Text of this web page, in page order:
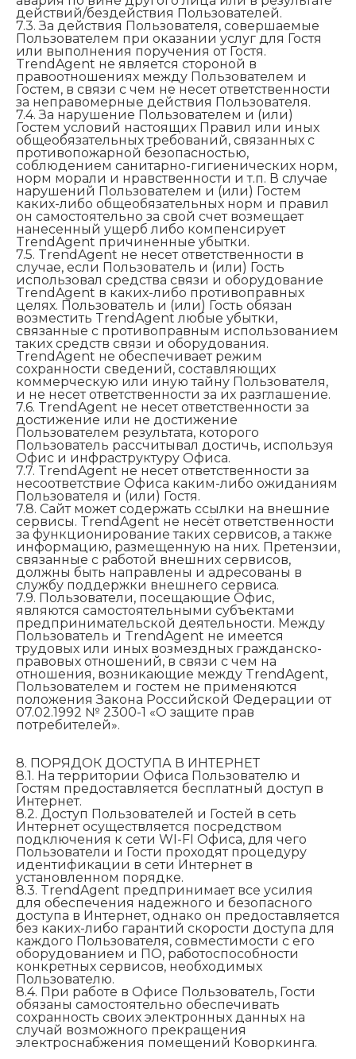
действий/бездействия Пользователей.
7.3. За действия Пользователя, совершаемые
Пользователем при оказании услуг для Гостя
или выполнения поручения от Гостя.
TrendAgent не является стороной в
правоотношениях между Пользователем и
Гостем, в связи с чем не несет ответственности
за неправомерные действия Пользователя.
7.4. За нарушение Пользователем и (или)
Гостем условий настоящих Правил или иных
общеобязательных требований, связанных с
противопожарной безопасностью,
соблюдением санитарно-гигиенических норм,
норм морали и нравственности и т.п. В случае
нарушений Пользователем и (или) Гостем
каких-либо общеобязательных норм и правил
он самостоятельно за свой счет возмещает
нанесенный ущерб либо компенсирует
TrendAgent причиненные убытки.
7.5. TrendAgent не несет ответственности в
случае, если Пользователь и (или) Гость
использовал средства связи и оборудование
TrendAgent в каких-либо противоправных
целях. Пользователь и (или) Гость обязан
возместить TrendAgent любые убытки,
связанные с противоправным использованием
таких средств связи и оборудования.
TrendAgent не обеспечивает режим
сохранности сведений, составляющих
коммерческую или иную тайну Пользователя,
и не несет ответственности за их разглашение.
7.6. TrendAgent не несет ответственности за
достижение или не достижение
Пользователем результата, которого
Пользователь рассчитывал достичь, используя
Офис и инфраструктуру Офиса.
7.7. TrendAgent не несет ответственности за
несоответствие Офиса каким-либо ожиданиям
Пользователя и (или) Гостя.
7.8. Сайт может содержать ссылки на внешние
сервисы. TrendAgent не несёт ответственности
за функционирование таких сервисов, а также
информацию, размещенную на них. Претензии,
связанные с работой внешних сервисов,
должны быть направлены и адресованы в
службу поддержки внешнего сервиса.
7.9. Пользователи, посещающие Офис,
являются самостоятельными субъектами
предпринимательской деятельности. Между
Пользователь и TrendAgent не имеется
трудовых или иных возмездных гражданско-
правовых отношений, в связи с чем на
отношения, возникающие между TrendAgent,
Пользователем и гостем не применяются
положения Закона Российской Федерации от
07.02.1992 № 2300-1 «О защите прав
потребителей».
8. ПОРЯДОК ДОСТУПА В ИНТЕРНЕТ
8.1. На территории Офиса Пользователю и
Гостям предоставляется бесплатный доступ в
Интернет.
8.2. Доступ Пользователей и Гостей в сеть
Интернет осуществляется посредством
подключения к сети WI-FI Офиса, для чего
Пользователи и Гости проходят процедуру
идентификации в сети Интернет в
установленном порядке.
8.3. TrendAgent предпринимает все усилия
для обеспечения надежного и безопасного
доступа в Интернет, однако он предоставляется
без каких-либо гарантий скорости доступа для
каждого Пользователя, совместимости с его
оборудованием и ПО, работоспособности
конкретных сервисов, необходимых
Пользователю.
8.4. При работе в Офисе Пользователь, Гости
обязаны самостоятельно обеспечивать
сохранность своих электронных данных на
случай возможного прекращения
электроснабжения помещений Коворкинга.